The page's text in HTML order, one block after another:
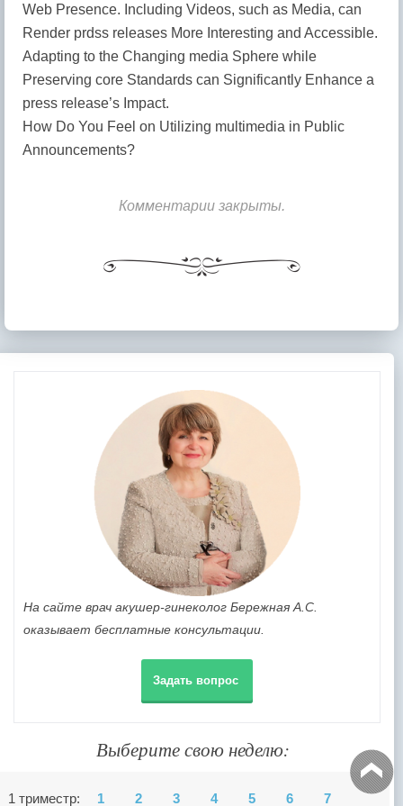
Web Presence. Including Videos, such as Media, can
Render prdss releases More Interesting and Accessible.
Adapting to the Changing media Sphere while
Preserving core Standards can Significantly Enhance a
press release’s Impact.
How Do You Feel on Utilizing multimedia in Public
Announcements?
Комментарии закрыты.
На сайте врач акушер-гинеколог Бережная А.С.
оказывает бесплатные консультации.
Задать вопрос
Выберите свою неделю:
1 триместр: 1 2 3 4 5 6 7